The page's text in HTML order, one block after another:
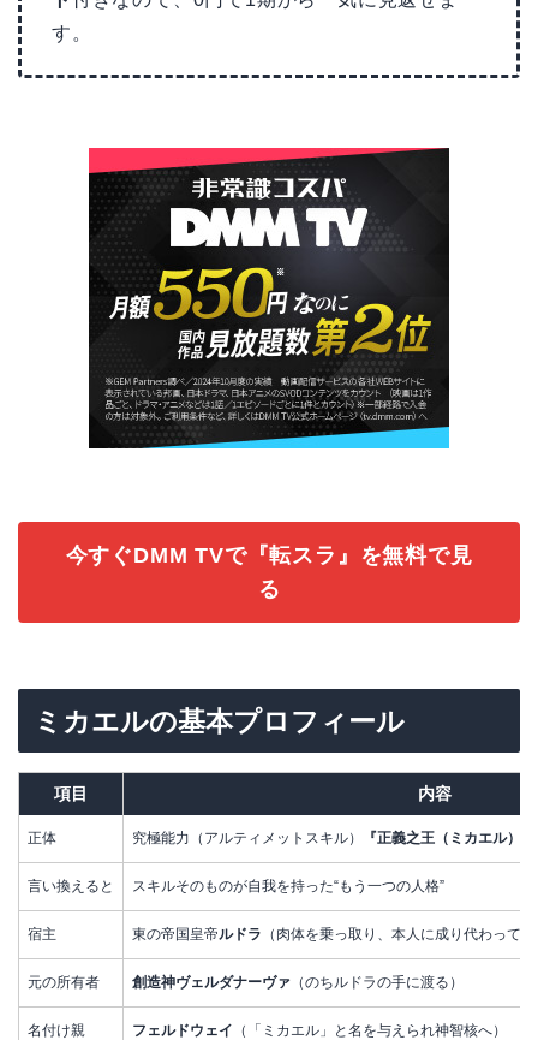
す。
今すぐDMM TVで『転スラ』を無料で見
る
ミカエルの基本プロフィール
項目 内容
正体 究極能力（アルティメットスキル） 『正義之王（ミカエル）』
言い換えると スキルそのものが自我を持った“もう一つの人格”
宿主 東の帝国皇帝ルドラ （肉体を乗っ取り、本人に成り代わって
元の所有者 創造神ヴェルダナーヴァ （のちルドラの手に渡る）
名付け親 フェルドウェイ （「ミカエル」と名を与えられ神智核へ）